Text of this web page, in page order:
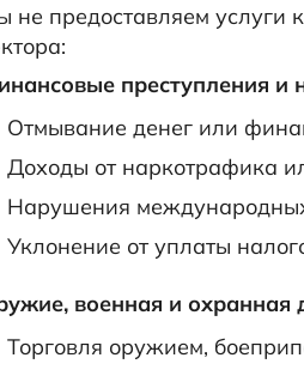
не предоставляем услуги
преступления и
Отмывание денег или
Доходы от наркотрафика
Нарушения
Уклонение от уплаты
военная и охранная
Торговля оружием,